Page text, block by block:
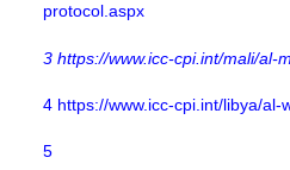
protocol.aspx
3 https://www.icc-cpi.int/mali/al-
4 https://www.icc-cpi.int/libya/al-
5